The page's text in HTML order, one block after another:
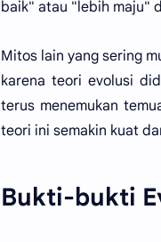
baik" atau "lebih maju"
Mitos lain yang sering
karena teori evolusi
terus menemukan
teori ini semakin kuat
Bukti-bukti